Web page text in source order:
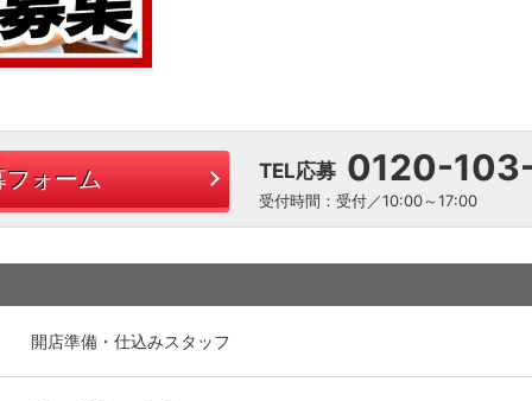
フォーム TEL応募 0120-
受付時間：受付／10:00～17:00
開店準備・仕込みスタッフ